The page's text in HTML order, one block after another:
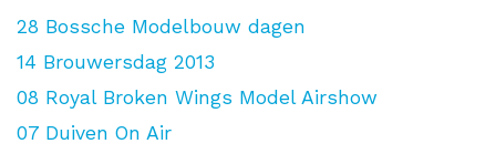
28 Bossche Modelbouw dagen
14 Brouwersdag 2013
08 Royal Broken Wings Model Airshow
07 Duiven On Air